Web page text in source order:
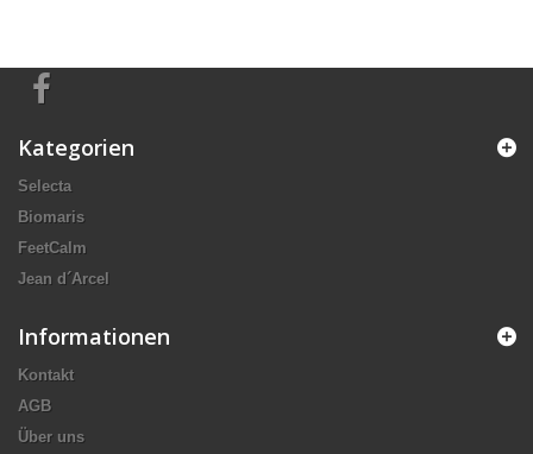
Kategorien
Selecta
Biomaris
FeetCalm
Jean d´Arcel
Informationen
Kontakt
AGB
Über uns